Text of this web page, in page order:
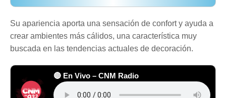
Su apariencia aporta una sensación de confort y ayuda a
crear ambientes más cálidos, una característica muy
buscada en las tendencias actuales de decoración.
🔴 En Vivo – CNM Radio